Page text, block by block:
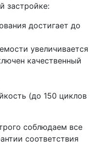
застройке:
достигает до
увеличивается
качественный
(до 150 циклов
соблюдаем все
соответствия